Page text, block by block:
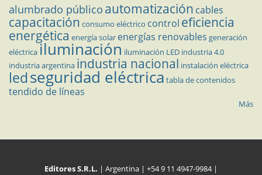
alumbrado público automatización cables
capacitación consumo eléctrico control eficiencia
energética energía solar energías renovables generación
eléctricailuminación iluminación LED industria 4.0
industria argentina industria nacional instalación eléctrica
ledseguridad eléctrica tabla de contenidos
tendido de líneas
Más
Editores S.R.L. | Argentina | +54 9 11 4947-9984 |